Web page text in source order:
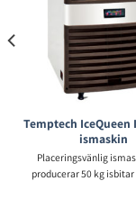
Temptech IceQueen
ismaskin
Placeringsvänlig
producerar 50 kg isbitar